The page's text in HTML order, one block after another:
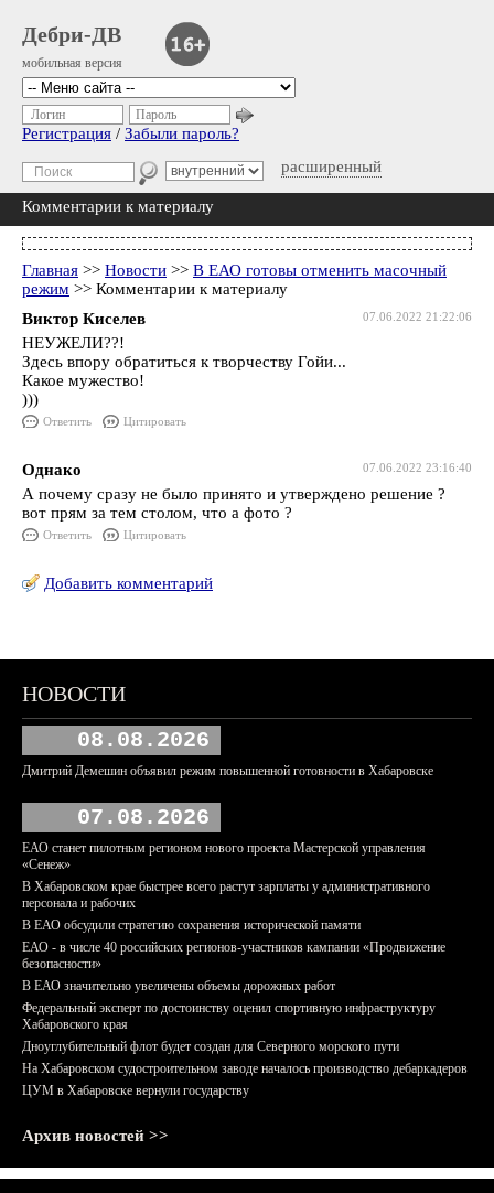
Дебри-ДВ
мобильная версия
расширенный
Логин Пароль
Регистрация / Забыли пароль?
Комментарии к материалу
Главная >> Новости >> В ЕАО готовы отменить масочный
режим >> Комментарии к материалу
07.06.2022 21:22:06
Виктор Киселев
НЕУЖЕЛИ??!
Здесь впору обратиться к творчеству Гойи...
Какое мужество!
)))
Ответить Цитировать
07.06.2022 23:16:40
Однако
А почему сразу не было принято и утверждено решение ?
вот прям за тем столом, что а фото ?
Ответить Цитировать
Добавить комментарий
НОВОСТИ
08.08.2026
Дмитрий Демешин объявил режим повышенной готовности в Хабаровске
07.08.2026
ЕАО станет пилотным регионом нового проекта Мастерской управления
«Сенеж»
В Хабаровском крае быстрее всего растут зарплаты у административного
персонала и рабочих
В ЕАО обсудили стратегию сохранения исторической памяти
ЕАО - в числе 40 российских регионов-участников кампании «Продвижение
безопасности»
В ЕАО значительно увеличены объемы дорожных работ
Федеральный эксперт по достоинству оценил спортивную инфраструктуру
Хабаровского края
Дноуглубительный флот будет создан для Северного морского пути
На Хабаровском судостроительном заводе началось производство дебаркадеров
ЦУМ в Хабаровске вернули государству
Архив новостей >>